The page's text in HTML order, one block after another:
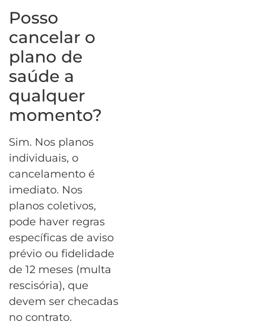
Posso
cancelar o
plano de
saúde a
qualquer
momento?
Sim. Nos planos
individuais, o
cancelamento é
imediato. Nos
planos coletivos,
pode haver regras
específicas de aviso
prévio ou fidelidade
de 12 meses (multa
rescisória), que
devem ser checadas
no contrato.